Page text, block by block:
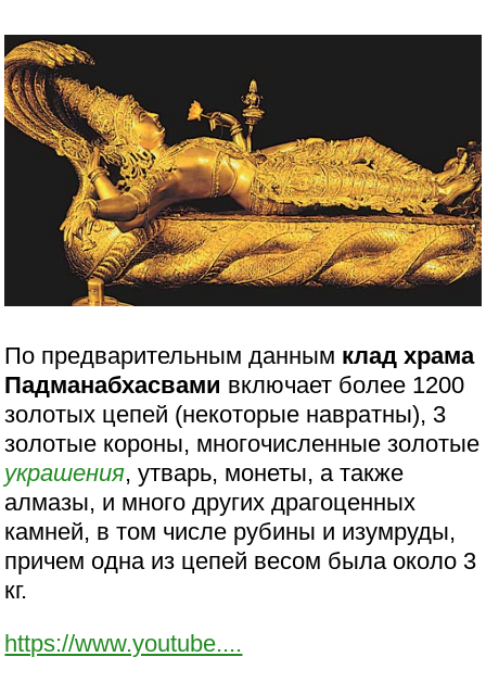
По предварительным данным клад храма
Падманабхасвами включает более 1200
золотых цепей (некоторые навратны), 3
золотые короны, многочисленные золотые
украшения, утварь, монеты, а также
алмазы, и много других драгоценных
камней, в том числе рубины и изумруды,
причем одна из цепей весом была около 3
кг.
https://www.youtube....